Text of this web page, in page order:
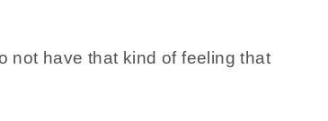
not have that kind of feeling that